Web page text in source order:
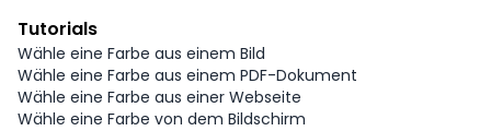
Tutorials
Wähle eine Farbe aus einem Bild
Wähle eine Farbe aus einem PDF-Dokument
Wähle eine Farbe aus einer Webseite
Wähle eine Farbe von dem Bildschirm